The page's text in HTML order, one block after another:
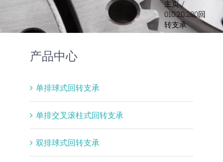
主页
010.20.280回
转支承
产品中心
单排球式回转支承
单排交叉滚柱式回转支承
双排球式回转支承